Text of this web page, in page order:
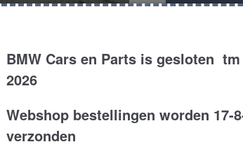
Kleur :
Carroserie :
BMW Cars en Parts is gesloten tm
2026
Webshop bestellingen worden 17-
verzonden